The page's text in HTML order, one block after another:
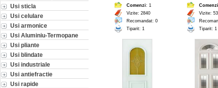
Usi sticla
Usi celulare
Usi armonice
Usi Aluminiu-Termopane
Usi pliante
Usi blindate
Usi industriale
Usi antiefractie
Usi rapide
Comenzi: 1
Vizite: 2840
Recomandat: 0
Tiparit: 1
Comenzi
Vizite:
Tiparit: 1